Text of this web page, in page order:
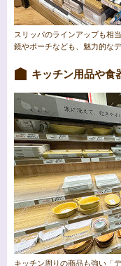
スリッパのラインアップも相
鏡やポーチなども、魅力的な
キッチン用品や食
キッチン周りの商品も強い「